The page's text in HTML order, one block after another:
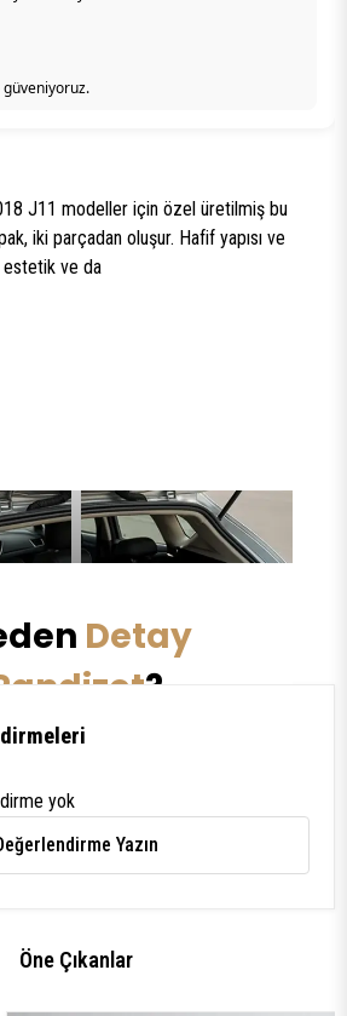
J11 modeller için özel üretilmiş bu
iki parçadan oluşur. Hafif yapısı ve
estetik ve da
↔ Detay
?
her araca uyumlu
sunar.
Malzeme
yok
Yazın
Öne Çıkanlar